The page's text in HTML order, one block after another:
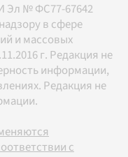
Эл № ФС77-67642
в сфере
и массовых
г. Редакция не
информации,
Редакция не
с